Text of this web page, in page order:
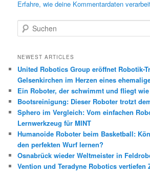
Erfahre, wie deine Kommentardaten
u
h
n
NEWEST ARTICLES
United Robotics Group eröffnet Robotik-
Gelsenkirchen im Herzen eines
Ein Roboter, der schwimmt und fliegt
Bootsreinigung: Dieser Roboter trotzt
Sphero im Vergleich: Vom einfachen
Lernwerkzeug für MINT
Humanoide Roboter beim Basketball:
den perfekten Wurf lernen?
Osnabrück wieder Weltmeister in
Vention und Teradyne Robotics vertiefen